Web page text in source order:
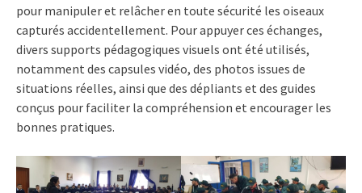
pour manipuler et relâcher en toute sécurité les oiseaux
capturés accidentellement. Pour appuyer ces échanges,
divers supports pédagogiques visuels ont été utilisés,
notamment des capsules vidéo, des photos issues de
situations réelles, ainsi que des dépliants et des guides
conçus pour faciliter la compréhension et encourager les
bonnes pratiques.